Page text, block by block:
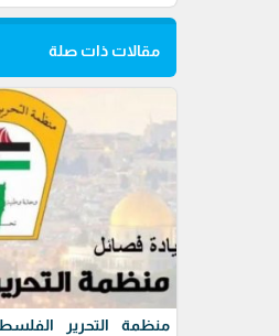
مقالات ذات صلة
منظمة التحرير